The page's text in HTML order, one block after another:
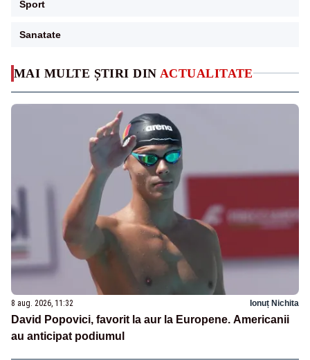
MAI MULTE ȘTIRI DIN ACTUALITATE
8 aug. 2026, 11:32 Ionuț Nichita
David Popovici, favorit la aur la Europene. Americanii
au anticipat podiumul
Sport
Sanatate